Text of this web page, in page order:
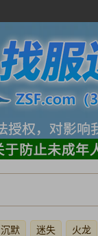
沉默 迷失 火龙